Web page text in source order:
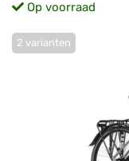
Op voorraad
2 varianten